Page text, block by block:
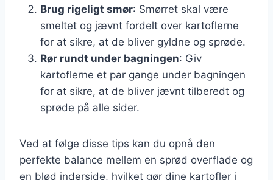
Brug rigeligt smør: Smørret skal være
smeltet og jævnt fordelt over kartoflerne
for at sikre, at de bliver gyldne og sprøde.
Rør rundt under bagningen: Giv
kartoflerne et par gange under bagningen
for at sikre, at de bliver jævnt tilberedt og
sprøde på alle sider.
Ved at følge disse tips kan du opnå den
perfekte balance mellem en sprød overflade og
en blød inderside, hvilket gør dine kartofler i